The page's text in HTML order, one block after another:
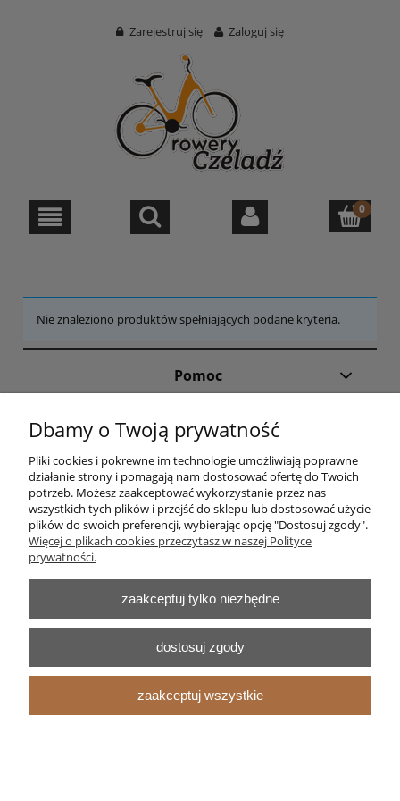
Zarejestruj się Zaloguj się
Nie znaleziono produktów spełniających podane kryteria.
Pomoc
Moje konto
Płatności i dostawa
Informacje
O nas
pokaż pełną wersję strony
Sklep internetowy Shoper.pl
Dbamy o Twoją prywatność
Pliki cookies i pokrewne im technologie umożliwiają poprawne
działanie strony i pomagają nam dostosować ofertę do Twoich
potrzeb. Możesz zaakceptować wykorzystanie przez nas
wszystkich tych plików i przejść do sklepu lub dostosować użycie
plików do swoich preferencji, wybierając opcję "Dostosuj zgody".
Więcej o plikach cookies przeczytasz w naszej Polityce
prywatności.
zaakceptuj tylko niezbędne
dostosuj zgody
zaakceptuj wszystkie